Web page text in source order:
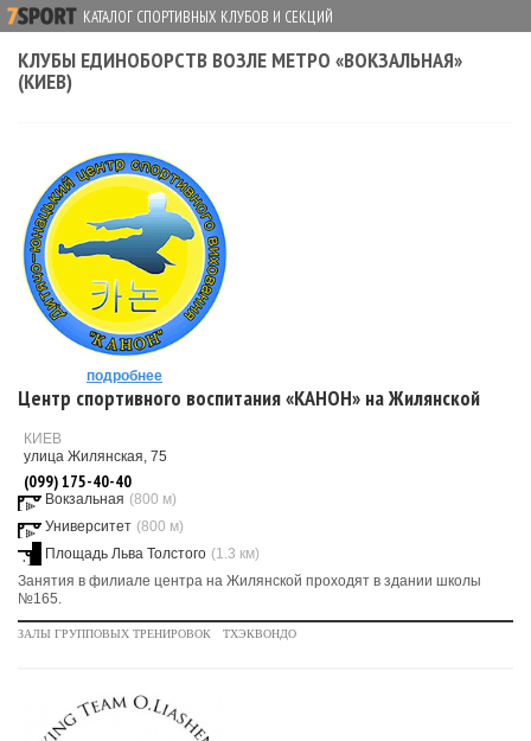
КАТАЛОГ СПОРТИВНЫХ КЛУБОВ И СЕКЦИЙ
КЛУБЫ ЕДИНОБОРСТВ ВОЗЛЕ МЕТРО «ВОКЗАЛЬНАЯ»
(КИЕВ)
подробнее
Центр спортивного воспитания «КАНОН» на Жилянской
КИЕВ
улица Жилянская, 75
(099) 175-40-40
Вокзальная (800 м)
Университет (800 м)
Площадь Льва Толстого (1.3 км)
Занятия в филиале центра на Жилянской проходят в здании школы
№165.
ЗАЛЫ ГРУППОВЫХ ТРЕНИРОВОК ТХЭКВОНДО